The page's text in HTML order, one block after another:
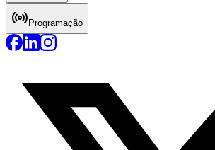
Programação